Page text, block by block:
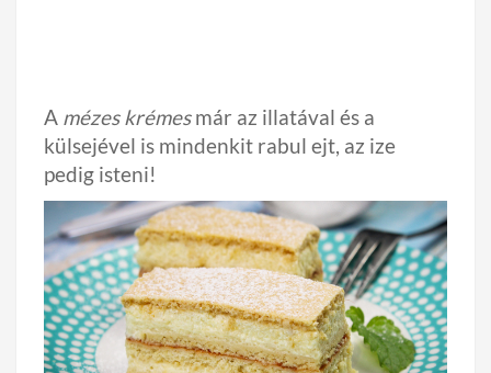
A mézes krémesmár az illatával és a
külsejével is mindenkit rabul ejt, az ize
pedig isteni!